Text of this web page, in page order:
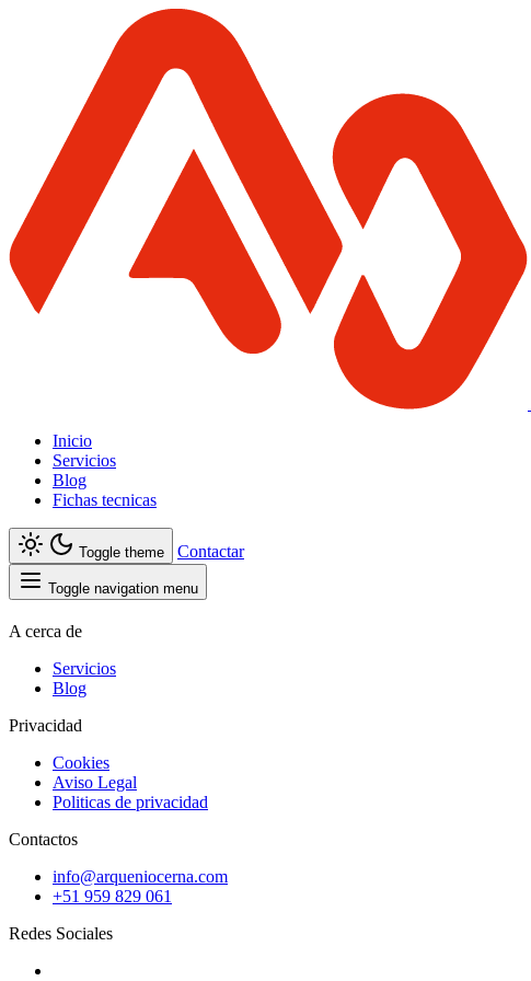
Inicio
Servicios
Blog
Fichas tecnicas
Toggle theme Contactar
Toggle navigation menu
A cerca de
Servicios
Blog
Privacidad
Cookies
Aviso Legal
Politicas de privacidad
Contactos
info@arqueniocerna.com
+51 959 829 061
Redes Sociales